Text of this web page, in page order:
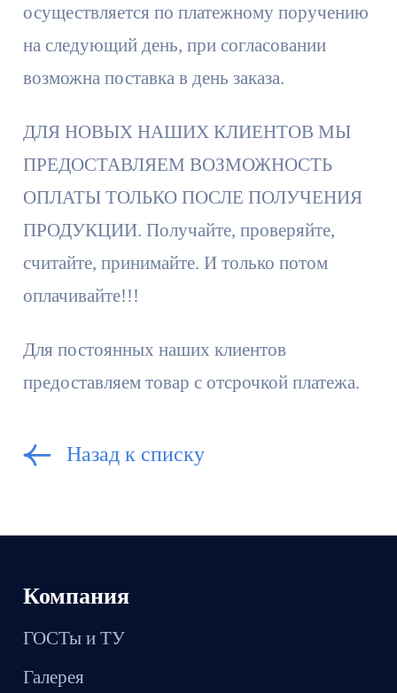
осуществляется по платежному поручению
на следующий день, при согласовании
возможна поставка в день заказа.
ДЛЯ НОВЫХ НАШИХ КЛИЕНТОВ МЫ
ПРЕДОСТАВЛЯЕМ ВОЗМОЖНОСТЬ
ОПЛАТЫ ТОЛЬКО ПОСЛЕ ПОЛУЧЕНИЯ
ПРОДУКЦИИ. Получайте, проверяйте,
считайте, принимайте. И только потом
оплачивайте!!!
Для постоянных наших клиентов
предоставляем товар с отсрочкой платежа.
Назад к списку
Компания
ГОСТы и ТУ
Галерея